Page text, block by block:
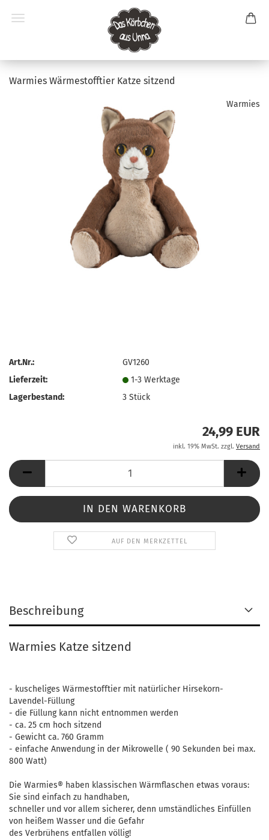
Warmies Wärmestofftier Katze sitzend
Warmies
Art.Nr.:
GV1260
Lieferzeit:
1-3 Werktage
Lagerbestand:
3Stück
24,99 EUR
inkl. 19% MwSt. zzgl. Versand
AUF DEN MERKZETTEL
Beschreibung
Warmies Katze sitzend
- kuscheliges Wärmestofftier mit natürlicher Hirsekorn-
Lavendel-Füllung
- die Füllung kann nicht entnommen werden
- ca. 25 cm hoch sitzend
- Gewicht ca. 760 Gramm
- einfache Anwendung in der Mikrowelle ( 90 Sekunden bei max.
800 Watt)
Die Warmies® haben klassischen Wärmflaschen etwas voraus:
Sie sind einfach zu handhaben,
schneller und vor allem sicherer, denn umständliches Einfüllen
von heißem Wasser und die Gefahr
des Verbrühens entfallen völlig!